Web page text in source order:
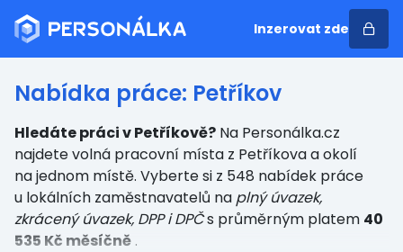
Inzerovat zde
Nabídka práce: Petříkov
Hledáte práci v Petříkově? Na Personálka.cz
najdete volná pracovní místa z Petříkova a okolí
na jednom místě. Vyberte si z 548 nabídek práce
u lokálních zaměstnavatelů na plný úvazek,
zkrácený úvazek, DPP i DPČs průměrným platem 40
535 Kč měsíčně .